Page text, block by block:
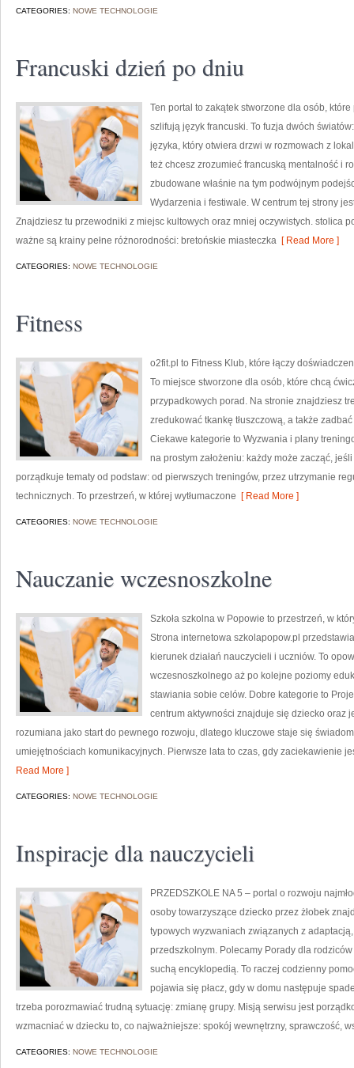
CATEGORIES: NOWE TECHNOLOGIE
Francuski dzień po dniu
Ten portal to zakątek stworzone dla osób,
szlifują język francuski. To fuzja dwóch
języka, który otwiera drzwi w rozmowach z
też chcesz zrozumieć francuską mentalność i
zbudowane właśnie na tym podwójnym
Wydarzenia i festiwale. W centrum tej strony
Znajdziesz tu przewodniki z miejsc kultowych oraz mniej oczywistych. stolica
ważne są krainy pełne różnorodności: bretońskie miasteczka [ Read More ]
CATEGORIES: NOWE TECHNOLOGIE
Fitness
o2fit.pl to Fitness Klub, które łączy
To miejsce stworzone dla osób, które chcą
przypadkowych porad. Na stronie znajdziesz
zredukować tkankę tłuszczową, a także
Ciekawe kategorie to Wyzwania i plany
na prostym założeniu: każdy może zacząć,
porządkuje tematy od podstaw: od pierwszych treningów, przez utrzymanie
technicznych. To przestrzeń, w której wytłumaczone [ Read More ]
CATEGORIES: NOWE TECHNOLOGIE
Nauczanie wczesnoszkolne
Szkoła szkolna w Popowie to przestrzeń, w
Strona internetowa szkolapopow.pl
kierunek działań nauczycieli i uczniów. To
wczesnoszkolnego aż po kolejne poziomy
stawiania sobie celów. Dobre kategorie to
centrum aktywności znajduje się dziecko oraz
rozumiana jako start do pewnego rozwoju, dlatego kluczowe staje się
umiejętnościach komunikacyjnych. Pierwsze lata to czas, gdy zaciekawienie
Read More ]
CATEGORIES: NOWE TECHNOLOGIE
Inspiracje dla nauczycieli
PRZEDSZKOLE NA 5 – portal o rozwoju
osoby towarzyszące dziecko przez żłobek
typowych wyzwaniach związanych z
przedszkolnym. Polecamy Porady dla
suchą encyklopedią. To raczej codzienny
pojawia się płacz, gdy w domu następuje
trzeba porozmawiać trudną sytuację: zmianę grupy. Misją serwisu jest
wzmacniać w dziecku to, co najważniejsze: spokój wewnętrzny, sprawczość,
CATEGORIES: NOWE TECHNOLOGIE